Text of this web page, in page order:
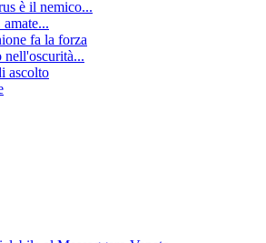
è il nemico...
amate...
fa la forza
nell'oscurità...
ascolto